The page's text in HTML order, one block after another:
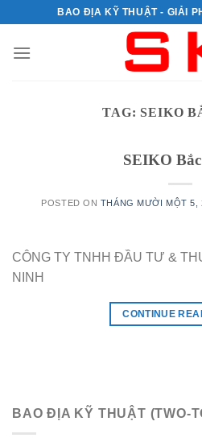
content
BAO ĐỊA KỸ THUẬT - GIẢI
TAG:SEIKO
SEIKO
POSTED ON THÁNG MƯỜI MỘT 5,
CÔNG TY TNHH ĐẦU TƯ &
NINH
CONTINUE
BAO ĐỊA KỸ THUẬT (TWO-